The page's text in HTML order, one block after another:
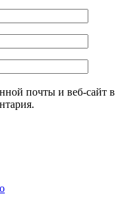
почты и веб-сайт в